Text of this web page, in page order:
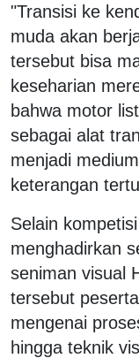
"Transisi ke
muda akan
tersebut bisa
keseharian
bahwa motor
sebagai alat
menjadi
keterangan
Selain
menghadirkan
seniman visual
tersebut
mengenai
hingga teknik